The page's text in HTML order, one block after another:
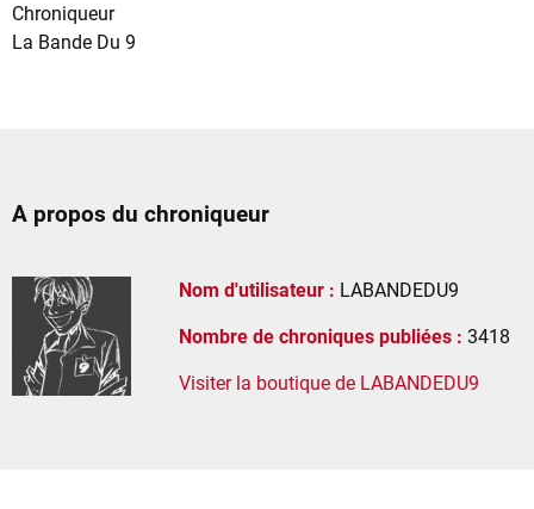
Chroniqueur
La Bande Du 9
A propos du chroniqueur
Nom d'utilisateur : LABANDEDU9
Nombre de chroniques publiées : 3418
Visiter la boutique de LABANDEDU9